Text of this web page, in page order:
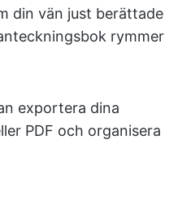
din vän just berättade
rymmer
exportera dina
PDF och organisera